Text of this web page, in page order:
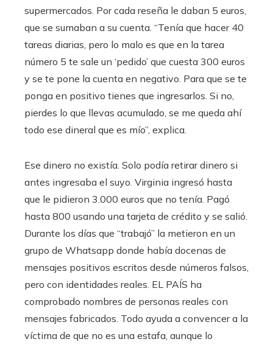
supermercados. Por cada reseña le daban 5 euros,
que se sumaban a su cuenta. “Tenía que hacer 40
tareas diarias, pero lo malo es que en la tarea
número 5 te sale un ‘pedido’ que cuesta 300 euros
y se te pone la cuenta en negativo. Para que se te
ponga en positivo tienes que ingresarlos. Si no,
pierdes lo que llevas acumulado, se me queda ahí
todo ese dineral que es mío”, explica.
Ese dinero no existía. Solo podía retirar dinero si
antes ingresaba el suyo. Virginia ingresó hasta
que le pidieron 3.000 euros que no tenía. Pagó
hasta 800 usando una tarjeta de crédito y se salió.
Durante los días que “trabajó” la metieron en un
grupo de Whatsapp donde había docenas de
mensajes positivos escritos desde números falsos,
pero con identidades reales. EL PAÍS ha
comprobado nombres de personas reales con
mensajes fabricados. Todo ayuda a convencer a la
víctima de que no es una estafa, aunque lo